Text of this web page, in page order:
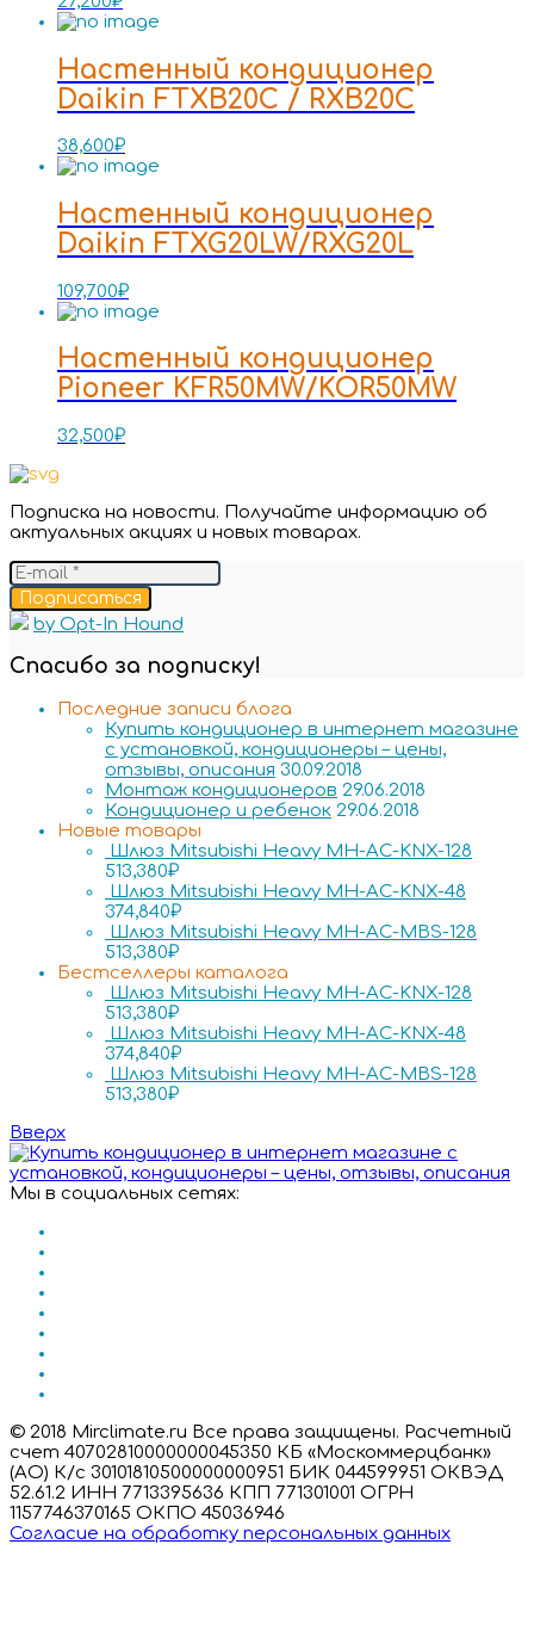
Настенный кондиционер
Daikin FTXB20C / RXB20C
38,600₽
Настенный кондиционер
Daikin FTXG20LW/RXG20L
109,700₽
Настенный кондиционер
Pioneer KFR50MW/KOR50MW
32,500₽
Подписка на новости. Получайте информацию об
актуальных акциях и новых товарах.
Подписаться
by Opt-In Hound
Спасибо за подписку!
Последние записи блога
Купить кондиционер в интернет магазине
с установкой, кондиционеры – цены,
отзывы, описания 30.09.2018
Монтаж кондиционеров 29.06.2018
Кондиционер и ребенок 29.06.2018
Новые товары
Шлюз Mitsubishi Heavy MH-AC-KNX-128
513,380₽
Шлюз Mitsubishi Heavy MH-AC-KNX-48
374,840₽
Шлюз Mitsubishi Heavy MH-AC-MBS-128
513,380₽
Бестселлеры каталога
Шлюз Mitsubishi Heavy MH-AC-KNX-128
513,380₽
Шлюз Mitsubishi Heavy MH-AC-KNX-48
374,840₽
Шлюз Mitsubishi Heavy MH-AC-MBS-128
513,380₽
Вверх
Мы в социальных сетях:
© 2018 Mirclimate.ru Все права защищены. Расчетный
счет 40702810000000045350 КБ «Москоммерцбанк»
(АО) К/с 30101810500000000951 БИК 044599951 ОКВЭД
52.61.2 ИНН 7713395636 КПП 771301001 ОГРН
1157746370165 ОКПО 45036946
Согласие на обработку персональных данных